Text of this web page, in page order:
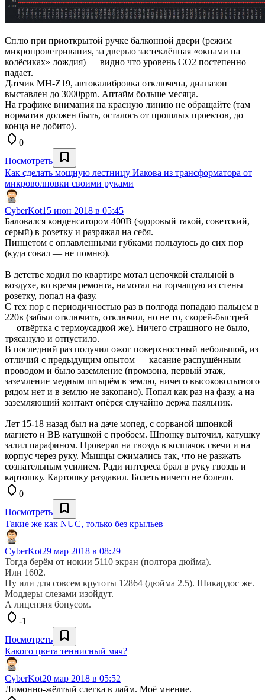
Сплю при приоткрытой ручке балконной двери (режим
микропроветривания, за дверью застеклённая «окнами на
колёсиках» лождия) — видно что уровень СО2 постепенно
падает.
Датчик MH-Z19, автокалибровка отключена, диапазон
выставлен до 3000ppm. Аптайм больше месяца.
На графике внимания на красную линию не обращайте (там
норматив должен быть, осталось от прошлых проектов, до
конца не добито).
0
Посмотреть
Как сделать мощную лестницу Иакова из трансформатора от
микроволновки своими руками
CyberKot15 июн 2018 в 05:45
Баловался конденсатором 400В (здоровый такой, советский,
серый) в розетку и разряжал на себя.
Пинцетом с оплавленными губками пользуюсь до сих пор
(куда совал — не помню).
В детстве ходил по квартире мотал цепочкой стальной в
воздухе, во время ремонта, намотал на торчащую из стены
розетку, попал на фазу.
С тех пор с периодичностью раз в полгода попадаю пальцем в
220в (забыл отключить, отключил, но не то, скорей-быстрей
— отвёртка с термоусадкой же). Ничего страшного не было,
трясануло и отпустило.
В последний раз получил ожог поверхностный небольшой, из
отличий с предыдущим опытом — касание распушённым
проводом и было заземление (промзона, первый этаж,
заземление медным штырём в землю, ничего высоковольтного
рядом нет и в землю не закопано). Попал как раз на фазу, а на
заземляющий контакт опёрся случайно держа паяльник.
Лет 15-18 назад был на даче мопед, с сорваной шпонкой
магнето и ВВ катушкой с пробоем. Шпонку выточил, катушку
залил парафином. Проверял на гвоздь в колпачок свечи и на
корпус через руку. Мышцы сжимались так, что не разжать
сознательным усилием. Ради интереса брал в руку гвоздь и
картошку. Картошку раздавил. Болеть ничего не болело.
0
Посмотреть
Такие же как NUC, только без крыльев
CyberKot29 мар 2018 в 08:29
Тогда берём от нокии 5110 экран (полтора дюйма).
Или 1602.
Ну или для совсем крутоты 12864 (дюйма 2.5). Шикардос же.
Моддеры слезами изойдут.
А лицензия бонусом.
-1
Посмотреть
Какого цвета теннисный мяч?
CyberKot20 мар 2018 в 05:52
Лимонно-жёлтый слегка в лайм. Моё мнение.